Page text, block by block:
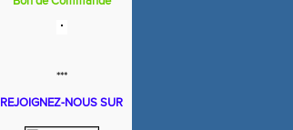
***
REJOIGNEZ-NOUS SUR